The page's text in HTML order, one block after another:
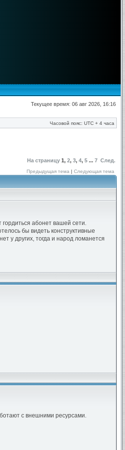
Текущее время: 06 авг 2026, 16:16
Часовой пояс: UTC + 4 часа
На страницу 1, 2, 3, 4, 5 ... 7 След.
Предыдущая тема | Следующая тема
абонет вашей сети.
бы видеть конструктивные
у других, тогда и народ ломанется
с внешними ресурсами.